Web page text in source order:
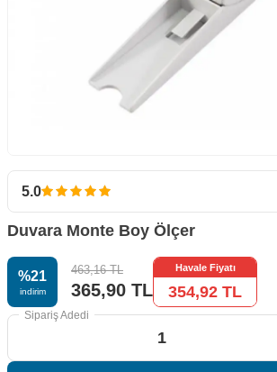
5.0
Duvara Monte Boy Ölçer
%21
i̇ndirim
463,16TL
365,90 TL
Havale Fiyatı
354,92 TL
Sipariş Adedi